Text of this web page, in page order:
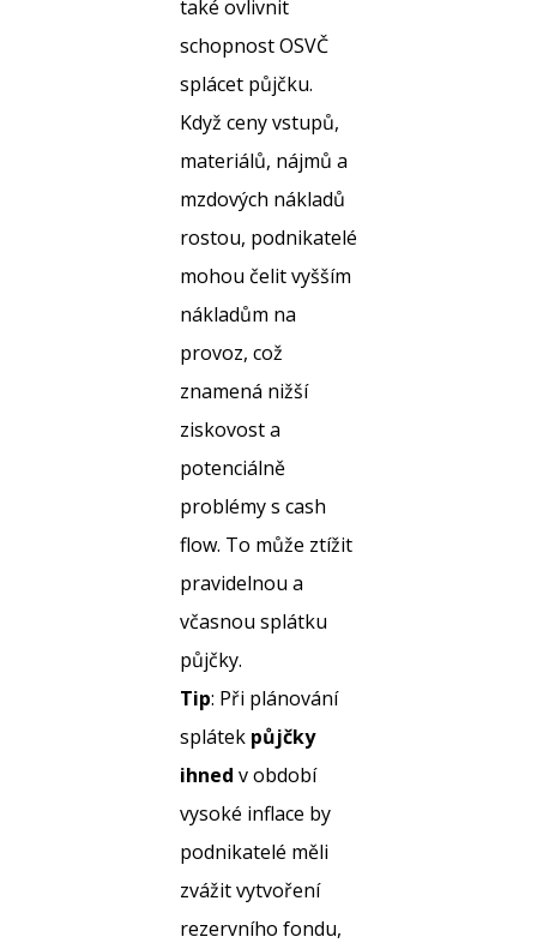
také ovlivnit
schopnost OSVČ
splácet půjčku.
Když ceny vstupů,
materiálů, nájmů a
mzdových nákladů
rostou, podnikatelé
mohou čelit vyšším
nákladům na
provoz, což
znamená nižší
ziskovost a
potenciálně
problémy s cash
flow. To může ztížit
pravidelnou a
včasnou splátku
půjčky.
Tip: Při plánování
splátek půjčky
ihned v období
vysoké inflace by
podnikatelé měli
zvážit vytvoření
rezervního fondu,